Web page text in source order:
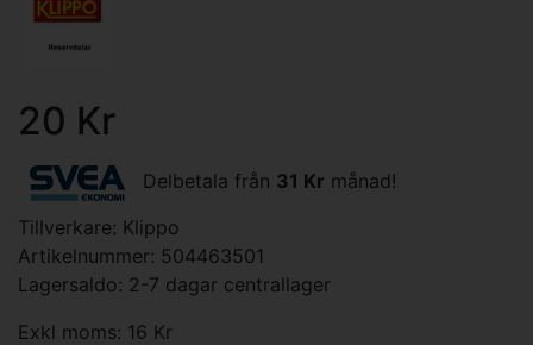
20 Kr
Delbetala från 31 Kr månad!
Tillverkare: Klippo
Artikelnummer: 504463501
Lagersaldo: 2-7 dagar centrallager
Exkl moms: 16 Kr